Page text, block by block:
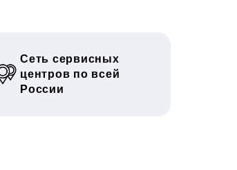
Сеть сервисных
центров по всей
России